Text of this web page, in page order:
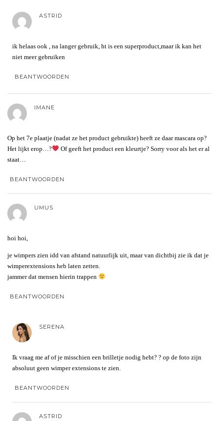
ASTRID
ik helaas ook , na langer gebruik, ht is een superproduct,maar ik kan het
niet meer gebruiken
BEANTWOORDEN
IMANE
Op het 7e plaatje (nadat ze het product gebruikte) heeft ze daar mascara op?
Het lijkt erop…?
Of geeft het product een kleurtje? Sorry voor als het er al
staat…
BEANTWOORDEN
UMUS
hoi hoi,
je wimpers zien idd van afstand natuurlijk uit, maar van dichtbij zie ik dat je
wimperextensions heb laten zetten.
jammer dat mensen hierin trappen
BEANTWOORDEN
SERENA
Ik vraag me af of je misschien een brilletje nodig hebt? ? op de foto zijn
absoluut geen wimper extensions te zien.
BEANTWOORDEN
ASTRID